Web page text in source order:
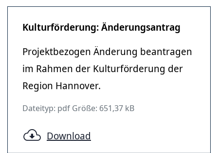
Kulturförderung: Änderungsantrag
Projektbezogen Änderung beantragen
im Rahmen der Kulturförderung der
Region Hannover.
Dateityp: pdf Größe: 651,37 kB
Download